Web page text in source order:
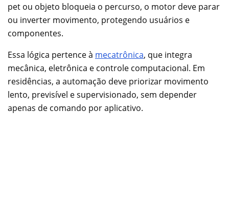
pet ou objeto bloqueia o percurso, o motor deve parar
ou inverter movimento, protegendo usuários e
componentes.
Essa lógica pertence à mecatrônica, que integra
mecânica, eletrônica e controle computacional. Em
residências, a automação deve priorizar movimento
lento, previsível e supervisionado, sem depender
apenas de comando por aplicativo.